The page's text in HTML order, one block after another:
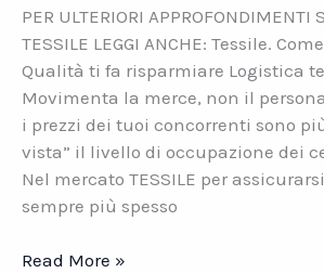
PER ULTERIORI APPROFONDIMENTI
TESSILE LEGGI ANCHE: Tessile.
Qualità ti fa risparmiare Logistica
Movimenta la merce, non il
i prezzi dei tuoi concorrenti sono
vista” il livello di occupazione dei
Nel mercato TESSILE per
sempre più spesso
Settore
Read More »